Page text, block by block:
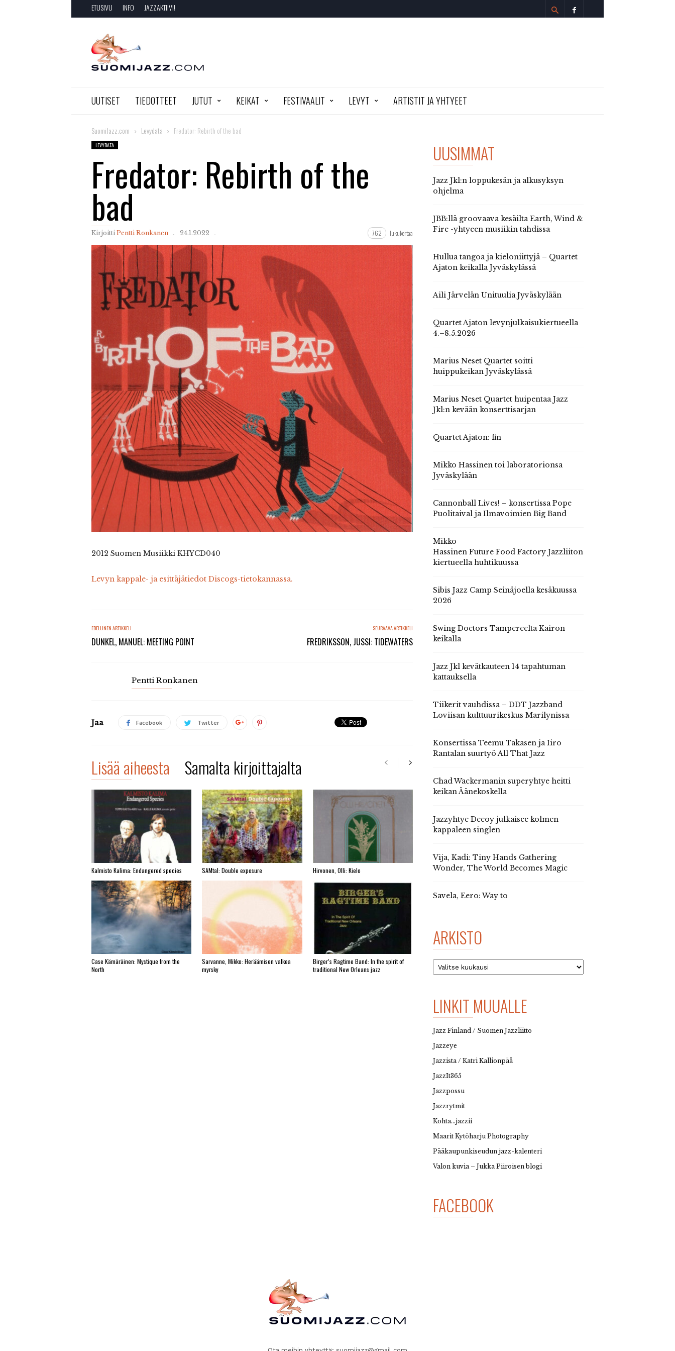
ETUSIVU INFO JAZZAKTIIVI!
SuomiJazz.com
UUTISET TIEDOTTEET JUTUT KEIKAT FESTIVAALIT LEVYT ARTISTIT JA YHTYEET
SuomiJazz.com Levydata Fredator: Rebirth of the bad
LEVYDATA
Fredator: Rebirth of the
bad
Kirjoitti Pentti Ronkanen 24.1.2022 762 lukukertaa
2012 Suomen Musiikki KHYCD040
Levyn kappale- ja esittäjätiedot Discogs-tietokannassa.
EDELLINEN ARTIKKELI
DUNKEL, MANUEL: MEETING POINT
SEURAAVA ARTIKKELI
FREDRIKSSON, JUSSI: TIDEWATERS
Pentti Ronkanen
Jaa Facebook Twitter
Lisää aiheesta Samalta kirjoittajalta
Kalmisto Kalima: Endangered species SAMtal: Double exposure Hirvonen, Olli: Kielo
Case Kämäräinen: Mystique from the
North
Sarvanne, Mikko: Heräämisen valkea
myrsky
Birger’s Ragtime Band: In the spirit of
traditional New Orleans jazz
UUSIMMAT
Jazz Jkl:n loppukesän ja alkusyksyn
ohjelma
JBB:llä groovaava kesäilta Earth, Wind &
Fire -yhtyeen musiikin tahdissa
Hullua tangoa ja kieloniittyjä – Quartet
Ajaton keikalla Jyväskylässä
Aili Järvelän Unituulia Jyväskylään
Quartet Ajaton levynjulkaisukiertueella
4.–8.5.2026
Marius Neset Quartet soitti
huippukeikan Jyväskylässä
Marius Neset Quartet huipentaa Jazz
Jkl:n kevään konserttisarjan
Quartet Ajaton: fin
Mikko Hassinen toi laboratorionsa
Jyväskylään
Cannonball Lives! – konsertissa Pope
Puolitaival ja Ilmavoimien Big Band
Mikko
Hassinen Future Food Factory Jazzliiton
kiertueella huhtikuussa
Sibis Jazz Camp Seinäjoella kesäkuussa
2026
Swing Doctors Tampereelta Kairon
keikalla
Jazz Jkl kevätkauteen 14 tapahtuman
kattauksella
Tiikerit vauhdissa – DDT Jazzband
Loviisan kulttuurikeskus Marilynissa
Konsertissa Teemu Takasen ja Iiro
Rantalan suurtyö All That Jazz
Chad Wackermanin superyhtye heitti
keikan Äänekoskella
Jazzyhtye Decoy julkaisee kolmen
kappaleen singlen
Vija, Kadi: Tiny Hands Gathering
Wonder, The World Becomes Magic
Savela, Eero: Way to
ARKISTO
Arkisto
LINKIT MUUALLE
Jazz Finland / Suomen Jazzliitto
Jazzeye
Jazzista / Katri Kallionpää
JazzIt365
Jazzpossu
Jazzrytmit
Kohta…jazzii
Maarit Kytöharju Photography
Pääkaupunkiseudun jazz-kalenteri
Valon kuvia – Jukka Piiroisen blogi
FACEBOOK